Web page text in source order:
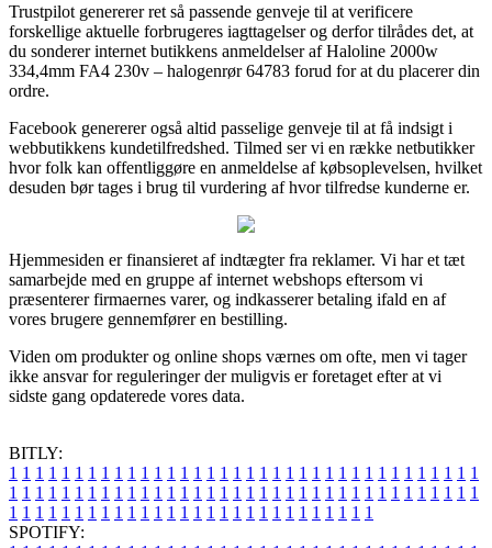
Trustpilot genererer ret så passende genveje til at verificere
forskellige aktuelle forbrugeres iagttagelser og derfor tilrådes det, at
du sonderer internet butikkens anmeldelser af Haloline 2000w
334,4mm FA4 230v – halogenrør 64783 forud for at du placerer din
ordre.
Facebook genererer også altid passelige genveje til at få indsigt i
webbutikkens kundetilfredshed. Tilmed ser vi en række netbutikker
hvor folk kan offentliggøre en anmeldelse af købsoplevelsen, hvilket
desuden bør tages i brug til vurdering af hvor tilfredse kunderne er.
Hjemmesiden er finansieret af indtægter fra reklamer. Vi har et tæt
samarbejde med en gruppe af internet webshops eftersom vi
præsenterer firmaernes varer, og indkasserer betaling ifald en af
vores brugere gennemfører en bestilling.
Viden om produkter og online shops værnes om ofte, men vi tager
ikke ansvar for reguleringer der muligvis er foretaget efter at vi
sidste gang opdaterede vores data.
BITLY:
1 1 1 1 1 1 1 1 1 1 1 1 1 1 1 1 1 1 1 1 1 1 1 1 1 1 1 1 1 1 1 1 1 1 1 1
1 1 1 1 1 1 1 1 1 1 1 1 1 1 1 1 1 1 1 1 1 1 1 1 1 1 1 1 1 1 1 1 1 1 1 1
1 1 1 1 1 1 1 1 1 1 1 1 1 1 1 1 1 1 1 1 1 1 1 1 1 1 1 1
SPOTIFY: